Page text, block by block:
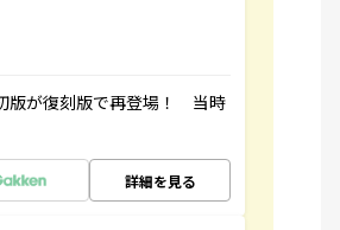
版が復刻版で再登場！ 当時
詳細を見る